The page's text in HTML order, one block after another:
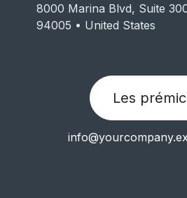
Les
8000 Marina Blvd, Suite
94005 • United States